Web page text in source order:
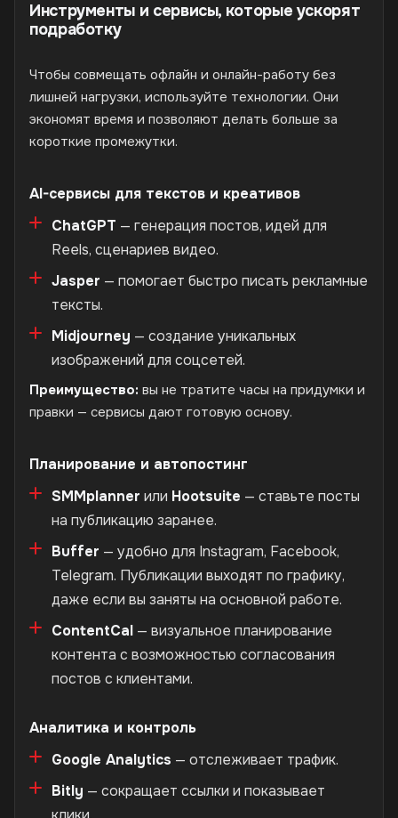
Инструменты и сервисы, которые ускорят
подработку
Чтобы совмещать офлайн и онлайн-работу без
лишней нагрузки, используйте технологии. Они
экономят время и позволяют делать больше за
короткие промежутки.
AI-сервисы для текстов и креативов
ChatGPT — генерация постов, идей для
Reels, сценариев видео.
Jasper — помогает быстро писать рекламные
тексты.
Midjourney — создание уникальных
изображений для соцсетей.
Преимущество: вы не тратите часы на придумки и
правки — сервисы дают готовую основу.
Планирование и автопостинг
SMMplanner или Hootsuite — ставьте посты
на публикацию заранее.
Buffer — удобно для Instagram, Facebook,
Telegram. Публикации выходят по графику,
даже если вы заняты на основной работе.
ContentCal — визуальное планирование
контента с возможностью согласования
постов с клиентами.
Аналитика и контроль
Google Analytics — отслеживает трафик.
Bitly — сокращает ссылки и показывает